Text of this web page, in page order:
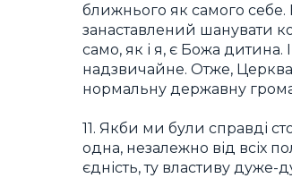
ближнього як самого
занаставлений шанувати
само, як і я, є Божа
надзвичайне. Отже,
нормальну державну
11. Якби ми були справді
одна, незалежно від всіх
єдність, ту властиву дуже-